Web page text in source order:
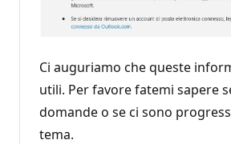
Ci auguriamo che queste
utili. Per favore fatemi sapere
domande o se ci sono
tema.